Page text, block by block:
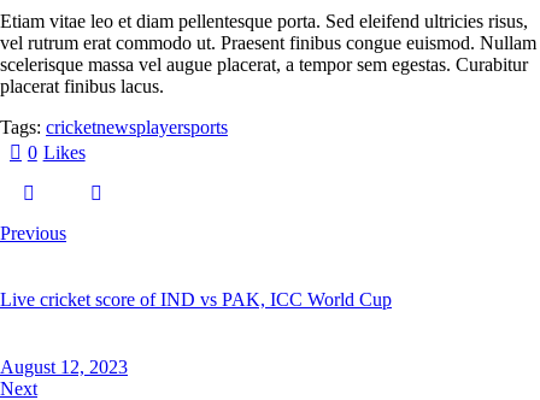
Etiam vitae leo et diam pellentesque porta. Sed eleifend ultricies risus,
vel rutrum erat commodo ut. Praesent finibus congue euismod. Nullam
scelerisque massa vel augue placerat, a tempor sem egestas. Curabitur
placerat finibus lacus.
Tags: cricketnewsplayersports
0 Likes
Previous
Live cricket score of IND vs PAK, ICC World Cup
August 12, 2023
Next